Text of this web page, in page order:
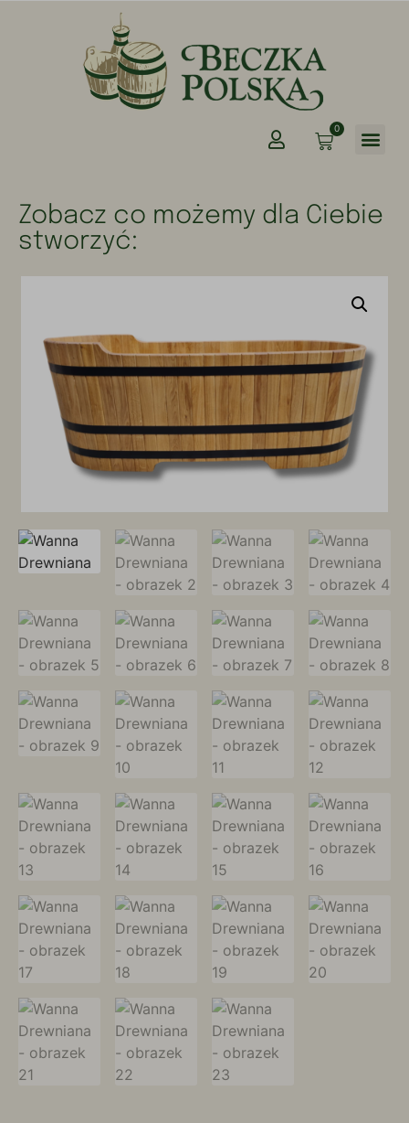
0
Zobacz co możemy dla Ciebie
stworzyć: